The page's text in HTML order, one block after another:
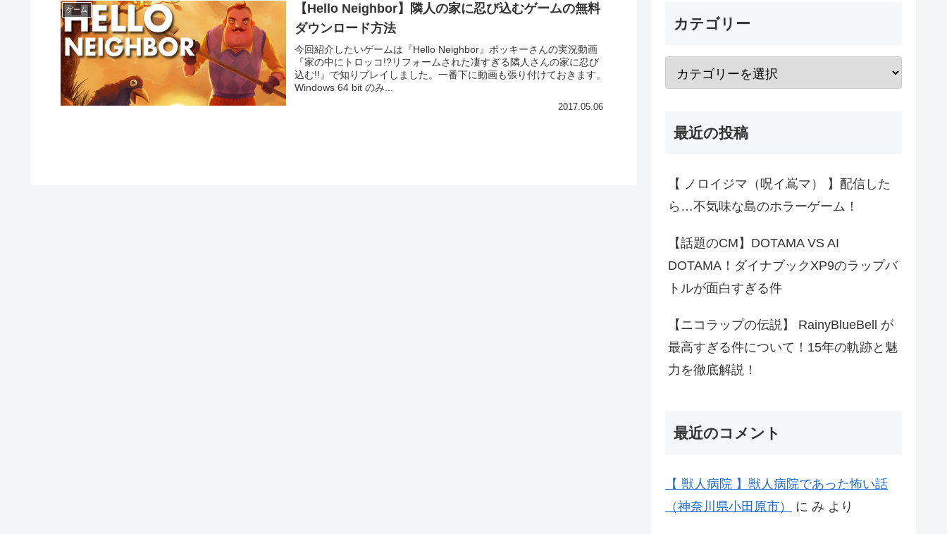
ゲーム
【Hello Neighbor】隣人の家に忍び込むゲームの無料
ダウンロード方法
今回紹介したいゲームは『Hello Neighbor』ポッキーさんの実況動画
『家の中にトロッコ!?リフォームされた凄すぎる隣人さんの家に忍び
込む!!』で知りプレイしました。一番下に動画も張り付けておきます。
Windows 64 bit のみ...
2017.05.06
カテゴリー
最近の投稿
【 ノロイジマ（呪イ嶌マ） 】配信した
ら…不気味な島のホラーゲーム！
【話題のCM】DOTAMA VS AI
DOTAMA！ダイナブックXP9のラップバ
トルが面白すぎる件
【ニコラップの伝説】 RainyBlueBell が
最高すぎる件について！15年の軌跡と魅
力を徹底解説！
最近のコメント
【 獣人病院 】獣人病院であった怖い話
（神奈川県小田原市）
に み より